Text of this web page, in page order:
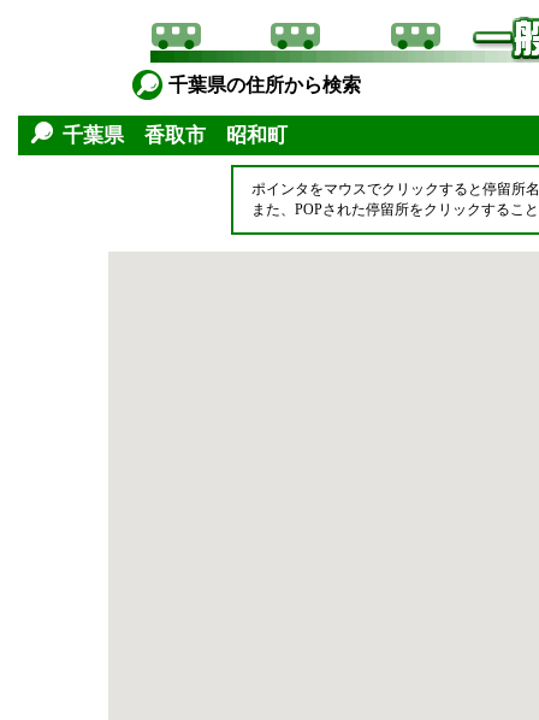
千葉県の住所から検索
千葉県 香取市 昭和町
ポインタをマウスでクリックすると停留所
また、POPされた停留所をクリックするこ